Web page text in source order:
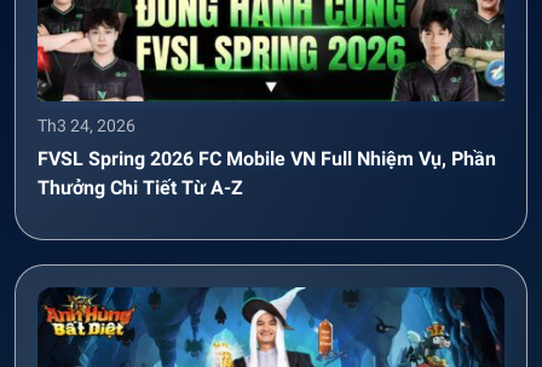
Th3 24, 2026
FVSL Spring 2026 FC Mobile VN Full Nhiệm Vụ, Phần
Thưởng Chi Tiết Từ A-Z